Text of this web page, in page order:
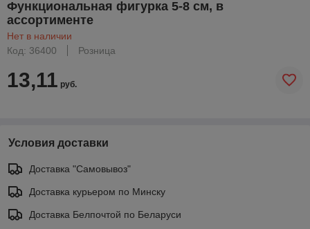
Функциональная фигурка 5-8 см, в
ассортименте
Нет в наличии
Код: 36400
Розница
13,11 руб.
Условия доставки
Доставка "Самовывоз"
Доставка курьером по Минску
Доставка Белпочтой по Беларуси